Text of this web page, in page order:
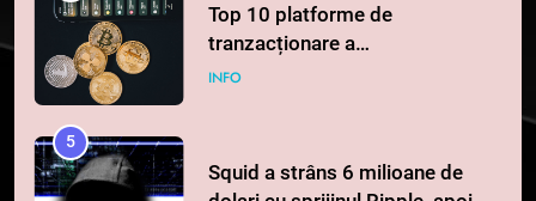
Top 10 platforme de
tranzacționare a
criptomonedelor în 2026
INFO
5
Squid a strâns 6 milioane de